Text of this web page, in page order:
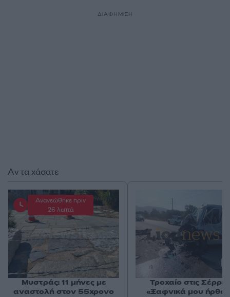
ΔΙΑΦΗΜΙΣΗ
Αν τα χάσατε
Ανανεώθηκε πριν
26 λεπτά
Μυστράς: 11 μήνες με
αναστολή στον 55χρονο
Τροχαίο στις
«Ξαφνικά μου ήρθε